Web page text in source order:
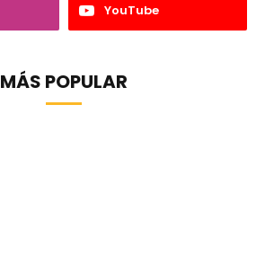
YouTube
MÁS POPULAR